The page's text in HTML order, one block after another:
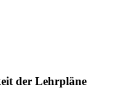
der Lehrpläne